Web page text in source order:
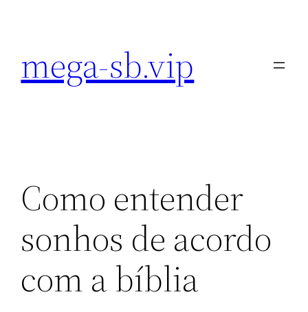
conteúdo
mega-sb.vip
Como entender
sonhos de acordo
com a bíblia